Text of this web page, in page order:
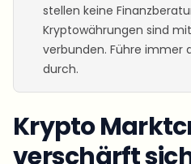
stellen keine
Kryptowährungen sind
verbunden. Führe immer
durch.
Krypto
verschärft